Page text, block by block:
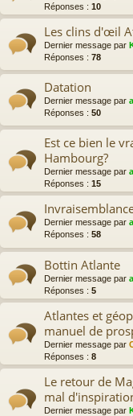
Réponses : 10
Les clins d'œil
Dernier message par
Réponses : 78
Datation
Dernier message par
Réponses : 50
Est ce bien le
Hambourg?
Dernier message par
Réponses : 15
Dernier message par
Réponses : 58
Bottin Atlante
Dernier message par
Réponses : 5
Atlantes et
manuel de
Dernier message par
Réponses : 8
Le retour de
mal
Dernier message par